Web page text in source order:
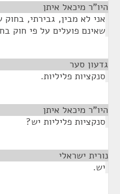
היו"ר מיכאל איתן
אני לא מבין, גבירתי,
שאינם פועלים על פי חוק
גדעון סער
סנקציות פליליות.
היו"ר מיכאל איתן
סנקציות פליליות יש?
נורית ישראלי
יש.